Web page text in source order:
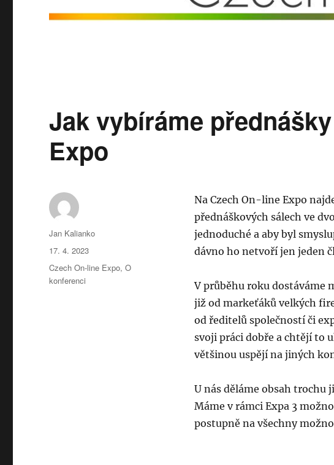
Jak vybíráme
Expo
Na Czech On-line Expo
přednáškových sálech ve
jednoduché a aby byl
dávno ho netvoří jen jeden
V průběhu roku dostáváme
již od markeťáků velkých
od ředitelů společností či
svoji práci dobře a chtějí to
většinou uspějí na jiných
U nás děláme obsah trochu
Máme v rámci Expa 3
postupně na všechny
Autor:
Jan Kalianko
Publikováno:
17. 4. 2023
Rubriky:
Czech On-line Expo,O
konferenci